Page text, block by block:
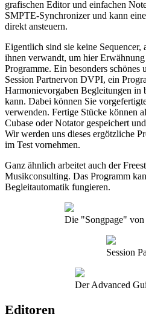
grafischen Editor und einfachen
SMPTE-Synchronizer und kann
direkt ansteuern.
Eigentlich sind sie keine Sequencer,
ihnen verwandt, um hier
Programme. Ein besonders schönes
Session Partnervon DVPI, ein
Harmonievorgaben Begleitungen in
kann. Dabei können Sie
verwenden. Fertige Stücke können
Cubase oder Notator gespeichert
Wir werden uns dieses ergötzliche
im Test vornehmen.
Ganz ähnlich arbeitet auch der
Musikconsulting. Das Programm
Begleitautomatik fungieren.
Die "Songpage"
Session
Der Advanced
Editoren